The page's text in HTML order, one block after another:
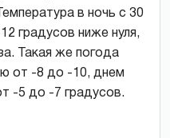
в ночь с 30
градусов ниже нуля,
Такая же погода
от -8 до -10, днем
-5 до -7 градусов.